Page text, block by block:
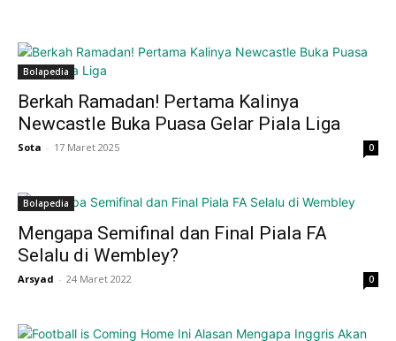
Bolapedia
Berkah Ramadan! Pertama Kalinya
Newcastle Buka Puasa Gelar Piala Liga
Sota - 17 Maret 2025 0
Bolapedia
Mengapa Semifinal dan Final Piala FA
Selalu di Wembley?
Arsyad - 24 Maret 2022 0